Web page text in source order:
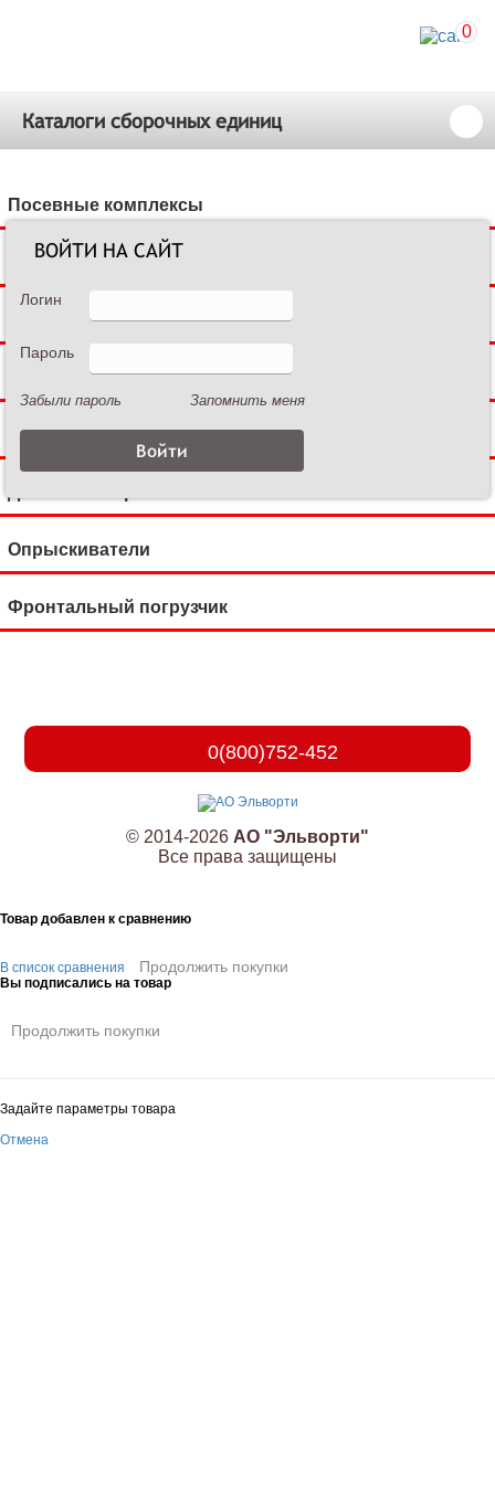
0
Каталоги сборочных единиц
Посевные комплексы
Сеялки зерновые
Сеялки пропашные
Культиваторы междурядные
Культиваторы сплошной обработки
Опрыскиватели
Фронтальный погрузчик
0(800)752-452
© 2014-2026 АО "Эльворти"
Все права защищены
Товар добавлен к сравнению
В список сравнения Продолжить покупки
Вы подписались на товар
Продолжить покупки
Задайте параметры товара
Отмена
ВОЙТИ НА САЙТ
Логин
Пароль
Забыли пароль Запомнить меня